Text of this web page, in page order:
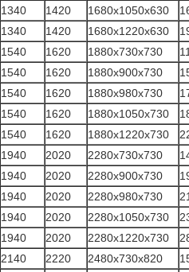
1340 1420 1680x1050x630
1340 1420 1680x1220x630
1540 1620 1880x730x730
1540 1620 1880x900x730
1540 1620 1880x980x730
1540 1620 1880x1050x730
1540 1620 1880x1220x730
1940 2020 2280x730x730
1940 2020 2280x900x730
1940 2020 2280x980x730
1940 2020 2280x1050x730
1940 2020 2280x1220x730
2140 2220 2480x730x820